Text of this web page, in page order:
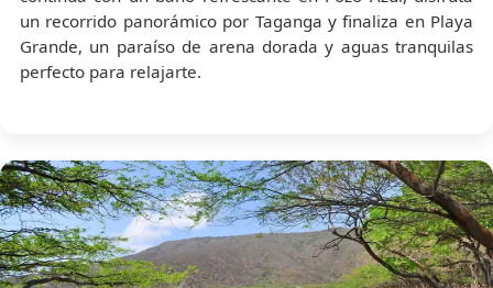
un recorrido panorámico por Taganga y finaliza en Playa
Grande, un paraíso de arena dorada y aguas tranquilas
perfecto para relajarte.